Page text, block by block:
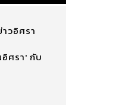
วอิศรา
ศรา' กับ